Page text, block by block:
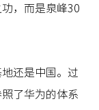
，而是泉峰30
还是中国。过
了华为的体系